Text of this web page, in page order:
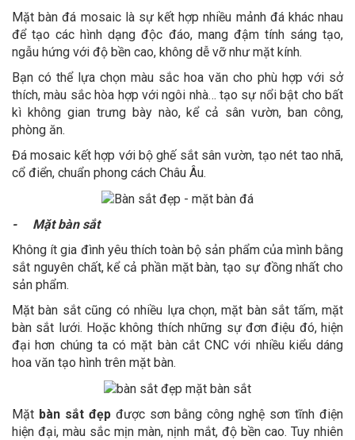
Mặt bàn đá mosaic là sự kết hợp nhiều mảnh đá khác nhau
để tạo các hình dạng độc đáo, mang đậm tính sáng tạo,
ngẫu hứng với độ bền cao, không dễ vỡ như mặt kính.
Bạn có thể lựa chọn màu sắc hoa văn cho phù hợp với sở
thích, màu sắc hòa hợp với ngôi nhà… tạo sự nổi bật cho bất
kì không gian trưng bày nào, kể cả sân vườn, ban công,
phòng ăn.
Đá mosaic kết hợp với bộ ghế sắt sân vườn, tạo nét tao nhã,
cổ điển, chuẩn phong cách Châu Âu.
- Mặt bàn sắt
Không ít gia đình yêu thích toàn bộ sản phẩm của mình bằng
sắt nguyên chất, kể cả phần mặt bàn, tạo sự đồng nhất cho
sản phẩm.
Mặt bàn sắt cũng có nhiều lựa chọn, mặt bàn sắt tấm, mặt
bàn sắt lưới. Hoặc không thích những sự đơn điệu đó, hiện
đại hơn chúng ta có mặt bàn cắt CNC với nhiều kiểu dáng
hoa văn tạo hình trên mặt bàn.
Mặt bàn sắt đẹpđược sơn bằng công nghệ sơn tĩnh điện
hiện đại, màu sắc mịn màn, nịnh mắt, độ bền cao. Tuy nhiên